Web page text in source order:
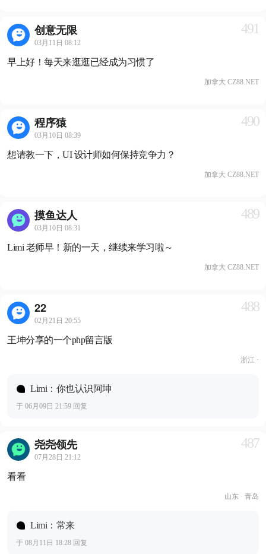
创意无限
03月11日 08:12
491
早上好！每天来逛逛已经成为习惯了
加拿大 CZ88.NET
程序猿
03月10日 08:39
490
想请教一下，UI 设计师如何保持竞争力？
加拿大 CZ88.NET
摸鱼达人
03月10日 08:31
489
Limi 老师早！新的一天，继续来学习啦～
加拿大 CZ88.NET
22
02月21日 20:55
488
王坤分享的一个php留言版
浙江 ·
Limi：你也认识阿坤
于 06月09日 21:59 回复
尧尧领先
07月28日 21:12
487
看看
山东 · 青岛
Limi：常来
于 08月11日 18:28 回复